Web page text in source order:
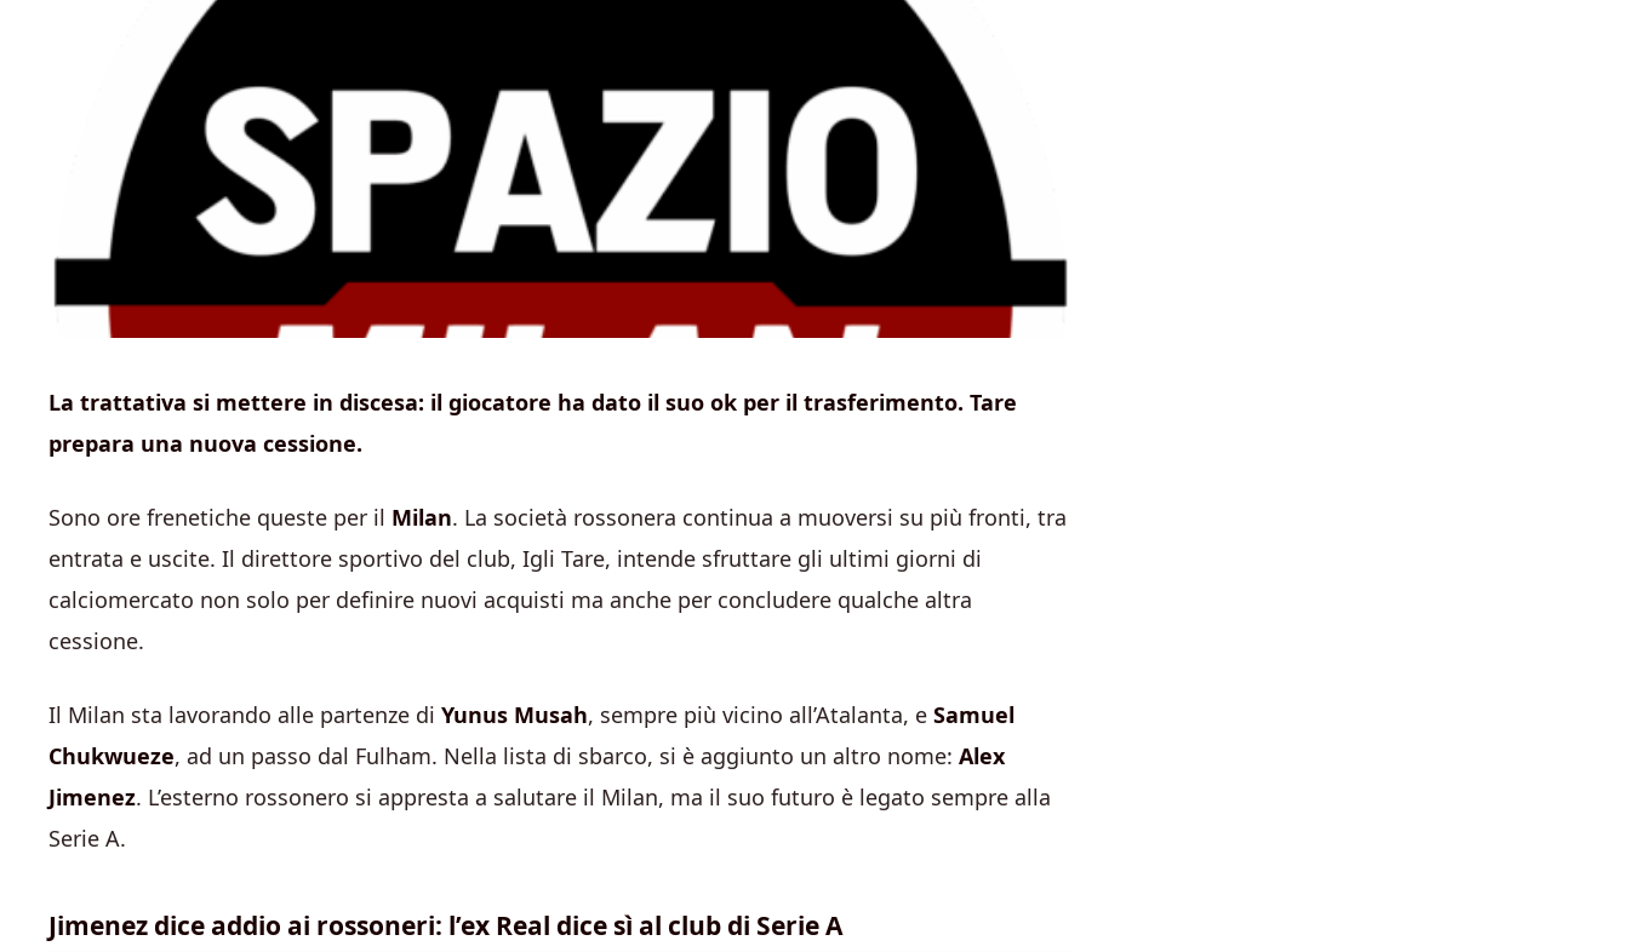
La trattativa si mettere in discesa: il giocatore ha dato il suo ok per il trasferimento. Tare
prepara una nuova cessione.
Sono ore frenetiche queste per il Milan. La società rossonera continua a muoversi su più fronti, tra
entrata e uscite. Il direttore sportivo del club, Igli Tare, intende sfruttare gli ultimi giorni di
calciomercato non solo per definire nuovi acquisti ma anche per concludere qualche altra
cessione.
Il Milan sta lavorando alle partenze di Yunus Musah, sempre più vicino all’Atalanta, e Samuel
Chukwueze, ad un passo dal Fulham. Nella lista di sbarco, si è aggiunto un altro nome: Alex
Jimenez. L’esterno rossonero si appresta a salutare il Milan, ma il suo futuro è legato sempre alla
Serie A.
Jimenez dice addio ai rossoneri: l’ex Real dice sì al club di Serie A